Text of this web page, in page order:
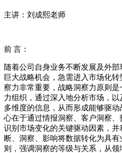
主讲：刘成熙老师
前 言：
随着公司自身业务不断发展及外
巨大战略机会，急需进入市场化
察力非常重要，战略洞察力原则
力组织，通过深入地分析市场，
多维度的信息，从而形成能够驱
心在于通过情报洞察、客户洞察、
识别市场变化的关键驱动因素，
断、洞察、影响将数据转化为具
则，强调洞察的等级与关系，从领